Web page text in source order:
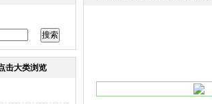
击大类浏览